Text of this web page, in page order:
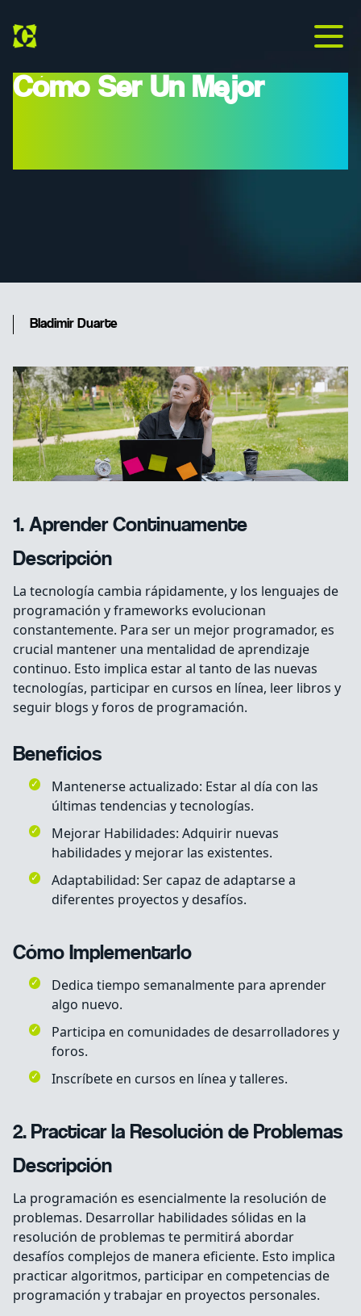
Cómo Ser Un Mejor
Bladimir Duarte
1. Aprender Continuamente
Descripción
La tecnología cambia rápidamente, y los lenguajes de
programación y frameworks evolucionan
constantemente. Para ser un mejor programador, es
crucial mantener una mentalidad de aprendizaje
continuo. Esto implica estar al tanto de las nuevas
tecnologías, participar en cursos en línea, leer libros y
seguir blogs y foros de programación.
Beneficios
Mantenerse actualizado: Estar al día con las
últimas tendencias y tecnologías.
Mejorar Habilidades: Adquirir nuevas
habilidades y mejorar las existentes.
Adaptabilidad: Ser capaz de adaptarse a
diferentes proyectos y desafíos.
Cómo Implementarlo
Dedica tiempo semanalmente para aprender
algo nuevo.
Participa en comunidades de desarrolladores y
foros.
Inscríbete en cursos en línea y talleres.
2. Practicar la Resolución de Problemas
Descripción
La programación es esencialmente la resolución de
problemas. Desarrollar habilidades sólidas en la
resolución de problemas te permitirá abordar
desafíos complejos de manera eficiente. Esto implica
practicar algoritmos, participar en competencias de
programación y trabajar en proyectos personales.